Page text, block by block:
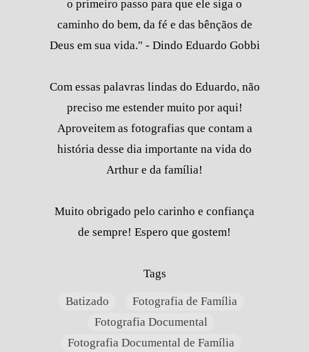
o primeiro passo para que ele siga o
caminho do bem, da fé e das bênçãos de
Deus em sua vida." - Dindo Eduardo Gobbi
Com essas palavras lindas do Eduardo, não
preciso me estender muito por aqui!
Aproveitem as fotografias que contam a
história desse dia importante na vida do
Arthur e da família!
Muito obrigado pelo carinho e confiança
de sempre! Espero que gostem!
Tags
Batizado
Fotografia de Família
Fotografia Documental
Fotografia Documental de Família